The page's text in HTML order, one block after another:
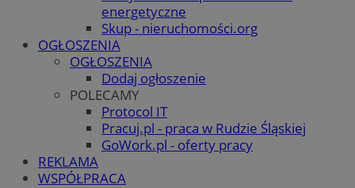
energetyczne
Skup - nieruchomości.org
OGŁOSZENIA
OGŁOSZENIA
Dodaj ogłoszenie
POLECAMY
Protocol IT
Pracuj.pl - praca w Rudzie Śląskiej
GoWork.pl - oferty pracy
REKLAMA
WSPÓŁPRACA